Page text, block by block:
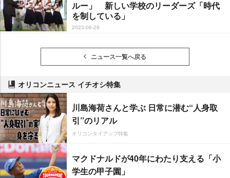
ルー」 新しい学校のリーダーズ「時代
を制している」
2023-06-29
ニュース一覧へ戻る
オリコンニュース イチオシ特集
川島海荷さんと学ぶ 日常に潜む“人身取
引”のリアル
オリコンタイアップ特集
マクドナルドが40年にわたり支える「小
学生の甲子園」